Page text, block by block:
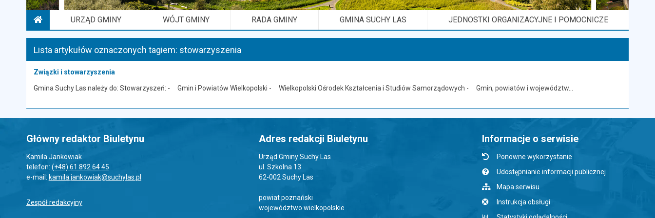
URZĄD GMINY WÓJT GMINY RADA GMINY GMINA SUCHY LAS JEDNOSTKI ORGANIZACYJNE I POMOCNICZE
Lista artykułów oznaczonych tagiem: stowarzyszenia
Związki i stowarzyszenia
Gmina Suchy Las należy do: Stowarzyszeń: - Gmin i Powiatów Wielkopolski - Wielkopolski Ośrodek Kształcenia i Studiów Samorządowych - Gmin, powiatów i województw...
Główny redaktor Biuletynu
Kamila Jankowiak
telefon: (+48) 61 892 64 45
e-mail: kamila.jankowiak@suchylas.pl
Zespół redakcyjny
Adres redakcji Biuletynu
Urząd Gminy Suchy Las
ul. Szkolna 13
62-002 Suchy Las
powiat poznański
województwo wielkopolskie
Informacje o serwisie
Ponowne wykorzystanie
Udostępnianie informacji publicznej
Mapa serwisu
Instrukcja obsługi